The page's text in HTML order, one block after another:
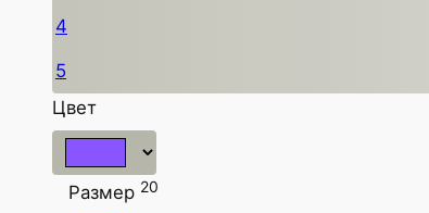
4
5
Цвет
Размер 20